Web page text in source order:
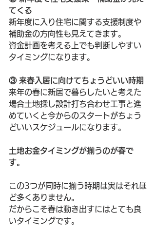
てくる
新年度に入り住宅に関する支援制度や
補助金の方向性も見えてきます。
資金計画を考える上でも判断しやすい
タイミングになります。
③ 来春入居に向けてちょうどいい時期
来年の春に新居で暮らしたいと考えた
場合土地探し設計打ち合わせ工事と進
めていくと今からのスタートがちょう
どいいスケジュールになります。
土地お金タイミングが揃うのが春で
す。
この3つが同時に揃う時期は実はそれほ
ど多くありません。
だからこそ春は動き出すにはとても良
いタイミングです。